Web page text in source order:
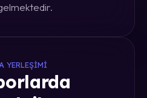
YERLEŞIMI